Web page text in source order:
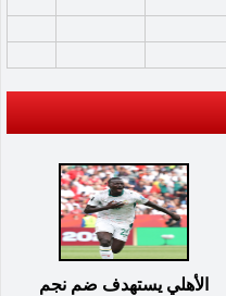
الأهلي يستهدف ضم نجم